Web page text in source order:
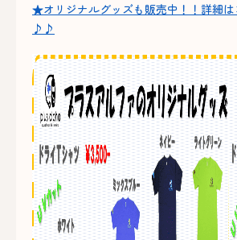
★オリジナルグッズも販売中！！詳細は
♪♪